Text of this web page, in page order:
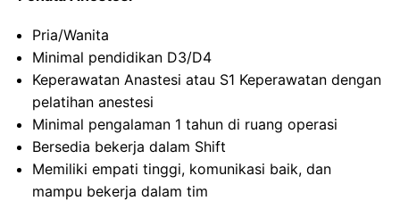
Pria/Wanita
Minimal pendidikan D3/D4
Keperawatan Anastesi atau S1 Keperawatan dengan
pelatihan anestesi
Minimal pengalaman 1 tahun di ruang operasi
Bersedia bekerja dalam Shift
Memiliki empati tinggi, komunikasi baik, dan
mampu bekerja dalam tim